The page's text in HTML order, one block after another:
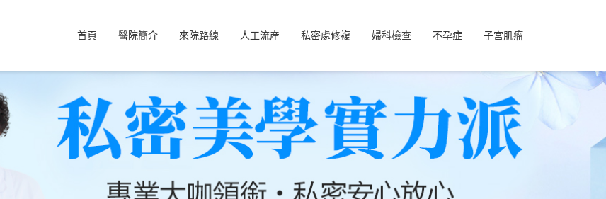
首頁 醫院簡介 來院路線 人工流産 私密處修複 婦科檢查 不孕症 子宮肌瘤